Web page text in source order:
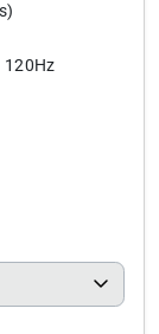
120Hz